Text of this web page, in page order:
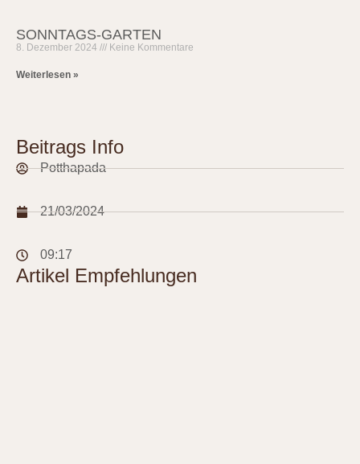
SONNTAGS-GARTEN
8. Dezember 2024 Keine Kommentare
Weiterlesen »
Beitrags Info
Potthapada
21/03/2024
09:17
Artikel Empfehlungen